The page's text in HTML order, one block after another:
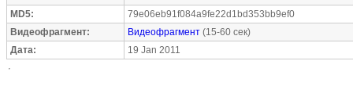
MD5:
79e06eb91f084a9fe22d1bd353bb9ef0
Видеофрагмент:
Видеофрагмент (15-60 сек)
Дата:
19 Jan 2011